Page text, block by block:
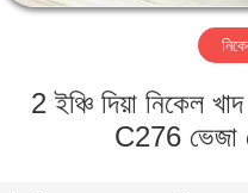
কারখানা
2 ইঞ্চি দিয়া নিকেল
C276 ভেজা